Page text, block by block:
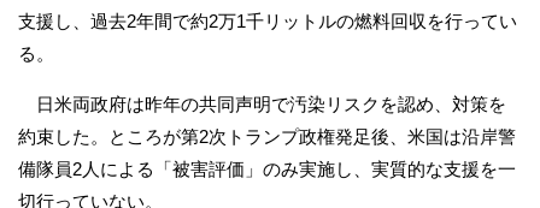
支援し、過去2年間で約2万1千リットルの燃料回収を行ってい
る。
日米両政府は昨年の共同声明で汚染リスクを認め、対策を
約束した。ところが第2次トランプ政権発足後、米国は沿岸警
備隊員2人による「被害評価」のみ実施し、実質的な支援を一
切行っていない。